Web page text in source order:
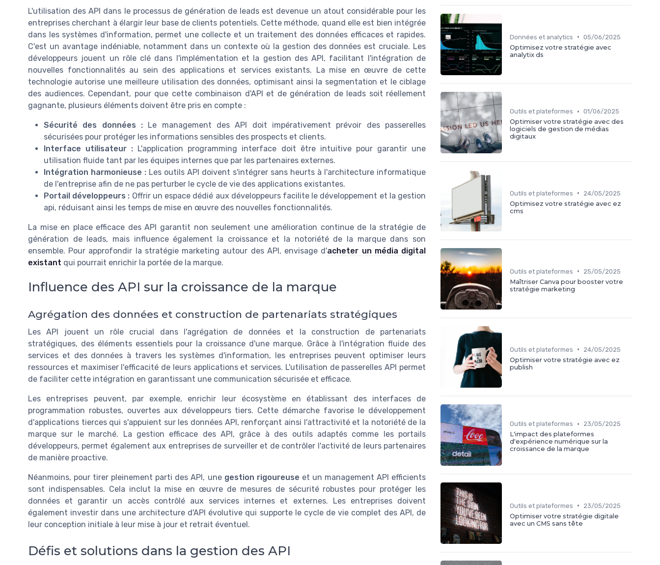
L'utilisation des API dans le processus de génération de leads est devenue un atout considérable pour les
entreprises cherchant à élargir leur base de clients potentiels. Cette méthode, quand elle est bien intégrée
dans les systèmes d'information, permet une collecte et un traitement des données efficaces et rapides.
C'est un avantage indéniable, notamment dans un contexte où la gestion des données est cruciale. Les
développeurs jouent un rôle clé dans l'implémentation et la gestion des API, facilitant l'intégration de
nouvelles fonctionnalités au sein des applications et services existants. La mise en œuvre de cette
technologie autorise une meilleure utilisation des données, optimisant ainsi la segmentation et le ciblage
des audiences. Cependant, pour que cette combinaison d'API et de génération de leads soit réellement
gagnante, plusieurs éléments doivent être pris en compte :
Sécurité des données : Le management des API doit impérativement prévoir des passerelles
sécurisées pour protéger les informations sensibles des prospects et clients.
Interface utilisateur : L'application programming interface doit être intuitive pour garantir une
utilisation fluide tant par les équipes internes que par les partenaires externes.
Intégration harmonieuse : Les outils API doivent s'intégrer sans heurts à l'architecture informatique
de l'entreprise afin de ne pas perturber le cycle de vie des applications existantes.
Portail développeurs : Offrir un espace dédié aux développeurs facilite le développement et la gestion
api, réduisant ainsi les temps de mise en œuvre des nouvelles fonctionnalités.
La mise en place efficace des API garantit non seulement une amélioration continue de la stratégie de
génération de leads, mais influence également la croissance et la notoriété de la marque dans son
ensemble. Pour approfondir la stratégie marketing autour des API, envisage d'acheter un média digital
existant qui pourrait enrichir la portée de la marque.
Influence des API sur la croissance de la marque
Agrégation des données et construction de partenariats stratégiques
Les API jouent un rôle crucial dans l'agrégation de données et la construction de partenariats
stratégiques, des éléments essentiels pour la croissance d'une marque. Grâce à l'intégration fluide des
services et des données à travers les systèmes d'information, les entreprises peuvent optimiser leurs
ressources et maximiser l'efficacité de leurs applications et services. L'utilisation de passerelles API permet
de faciliter cette intégration en garantissant une communication sécurisée et efficace.
Les entreprises peuvent, par exemple, enrichir leur écosystème en établissant des interfaces de
programmation robustes, ouvertes aux développeurs tiers. Cette démarche favorise le développement
d'applications tierces qui s'appuient sur les données API, renforçant ainsi l'attractivité et la notoriété de la
marque sur le marché. La gestion efficace des API, grâce à des outils adaptés comme les portails
développeurs, permet également aux entreprises de surveiller et de contrôler l'activité de leurs partenaires
de manière proactive.
Néanmoins, pour tirer pleinement parti des API, une gestion rigoureuse et un management API efficients
sont indispensables. Cela inclut la mise en œuvre de mesures de sécurité robustes pour protéger les
données et garantir un accès contrôlé aux services internes et externes. Les entreprises doivent
également investir dans une architecture d'API évolutive qui supporte le cycle de vie complet des API, de
leur conception initiale à leur mise à jour et retrait éventuel.
Défis et solutions dans la gestion des API
Données et analytics • 05/06/2025
Optimisez votre stratégie avec
analytix ds
Outils et plateformes • 01/06/2025
Optimiser votre stratégie avec des
logiciels de gestion de médias
digitaux
Outils et plateformes •
24/05/2025
Optimisez votre stratégie avec ez
cms
Outils et plateformes •
25/05/2025
Maîtriser Canva pour booster votre
stratégie marketing
Outils et plateformes •
24/05/2025
Optimiser votre stratégie avec ez
publish
Outils et plateformes •
23/05/2025
L'impact des plateformes
d'expérience numérique sur la
croissance de la marque
Outils et plateformes •
23/05/2025
Optimiser votre stratégie digitale
avec un CMS sans tête